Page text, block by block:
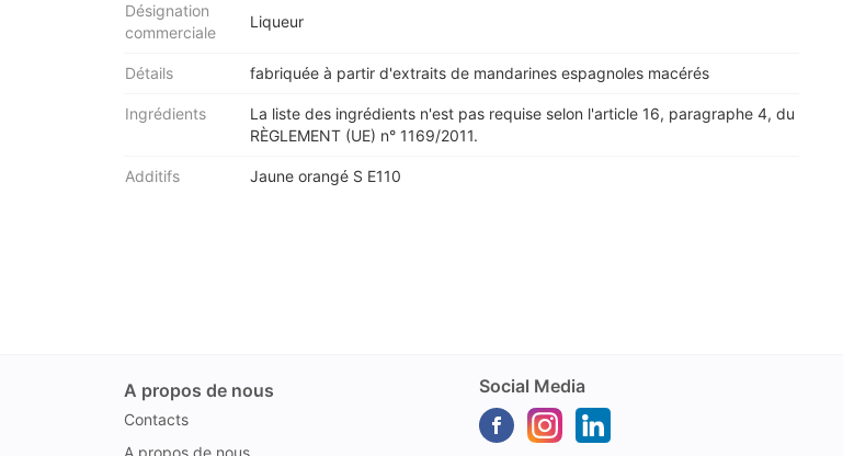
Désignation
commerciale
Liqueur
Détails fabriquée à partir d'extraits de mandarines espagnoles macérés
Ingrédients
La liste des ingrédients n'est pas requise selon l'article 16, paragraphe 4, du
RÈGLEMENT (UE) n° 1169/2011.
Additifs Jaune orangé S E110
A propos de nous
Contacts
A propos de nous
Social Media